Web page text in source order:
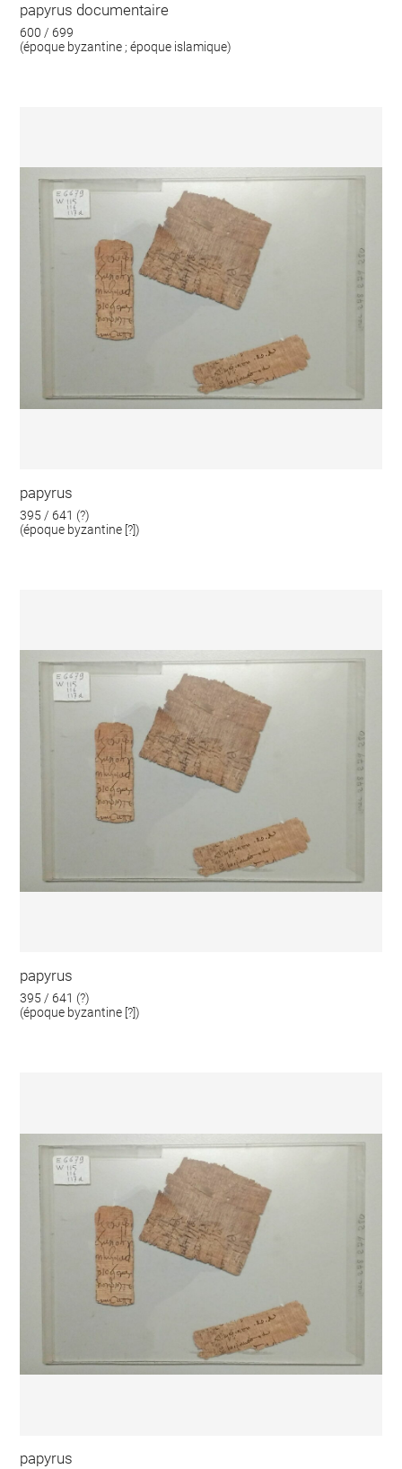
papyrus documentaire
600 / 699
(époque byzantine ; époque islamique)
papyrus
395 / 641 (?)
(époque byzantine [?])
papyrus
395 / 641 (?)
(époque byzantine [?])
papyrus